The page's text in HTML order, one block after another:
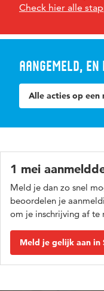
Check hier alle
Aangemeld, en
Alle acties op een
1 mei
Meld je dan zo snel
beoordelen je
om je inschrijving af te
Meld je gelijk aan in